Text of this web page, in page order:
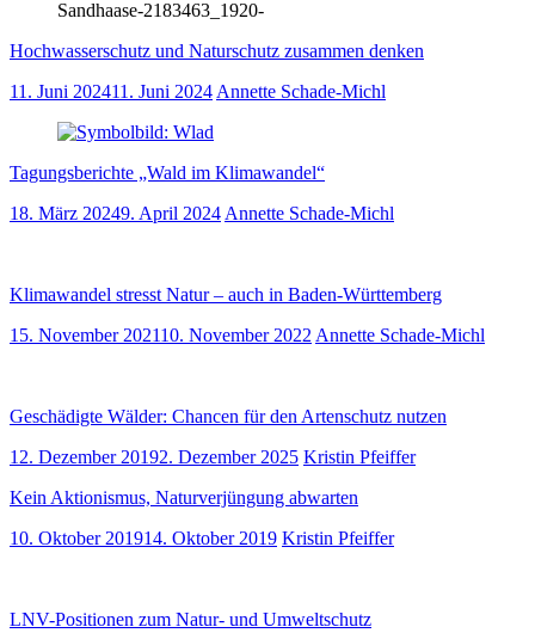
Sandhaase-2183463_1920-
Hochwasserschutz und Naturschutz zusammen denken
11. Juni 202411. Juni 2024 Annette Schade-Michl
Tagungsberichte „Wald im Klimawandel“
18. März 20249. April 2024 Annette Schade-Michl
Klimawandel stresst Natur – auch in Baden-Württemberg
15. November 202110. November 2022 Annette Schade-Michl
Geschädigte Wälder: Chancen für den Artenschutz nutzen
12. Dezember 20192. Dezember 2025 Kristin Pfeiffer
Kein Aktionismus, Naturverjüngung abwarten
10. Oktober 201914. Oktober 2019 Kristin Pfeiffer
LNV-Positionen zum Natur- und Umweltschutz